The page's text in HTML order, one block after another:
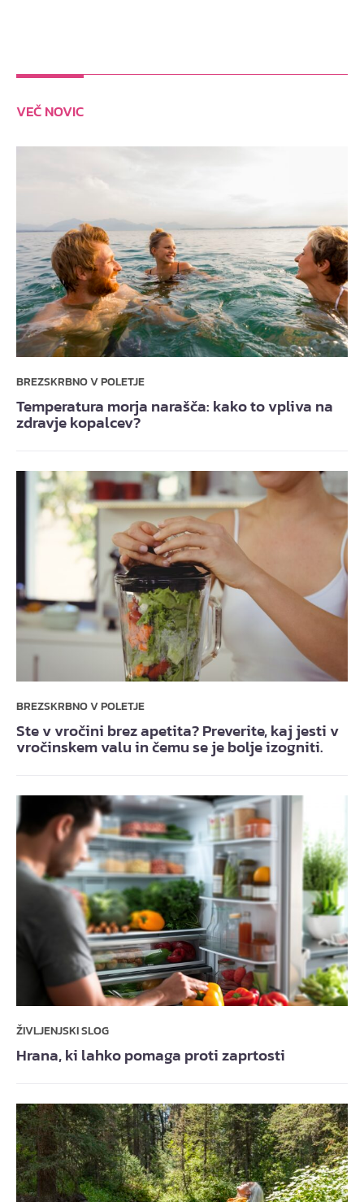
VEČ NOVIC
BREZSKRBNO V POLETJE
Temperatura morja narašča: kako to vpliva na
zdravje kopalcev?
BREZSKRBNO V POLETJE
Ste v vročini brez apetita? Preverite, kaj jesti v
vročinskem valu in čemu se je bolje izogniti.
ŽIVLJENJSKI SLOG
Hrana, ki lahko pomaga proti zaprtosti